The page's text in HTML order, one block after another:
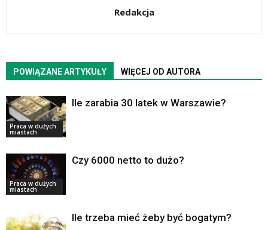
Redakcja
POWIĄZANE ARTYKUŁY WIĘCEJ OD AUTORA
Praca w dużych
miastach
Ile zarabia 30 latek w Warszawie?
Praca w dużych
miastach
Czy 6000 netto to dużo?
Ile trzeba mieć żeby być bogatym?